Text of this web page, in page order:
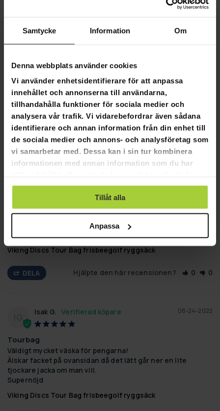
Samtycke Information Om
Denna webbplats använder cookies
Vi använder enhetsidentifierare för att anpassa
innehållet och annonserna till användarna,
tillhandahålla funktioner för sociala medier och
analysera vår trafik. Vi vidarebefordrar även sådana
identifierare och annan information från din enhet till
de sociala medier och annons- och analysföretag som
vi samarbetar med. Dessa kan i sin tur kombinera
informationen med annan information som du har
använt deras tjänster.
Tillåt alla
Anpassa
Recensioner Frågor
Helt nöjd. Uppfyller mina behov .
Viking Discs Tour Bag frisbeegolf ryggsäck
DELA Hjälpte den här recensionen? 0 0
IG
08-24-2022
Isak G.
Tourbag
Väldigt mycket väska för pengarna!
Älskar facket på ovansidan då det lätt går ner en lite
tjockare jacka om man vill.
Supernöjd
Viking Discs Tour Bag frisbeegolf ryggsäck